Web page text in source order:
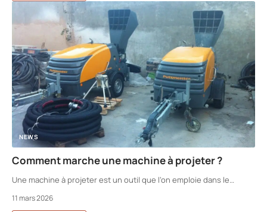
NEWS
Comment marche une machine à projeter ?
Une machine à projeter est un outil que l’on emploie dans le…
11 mars 2026